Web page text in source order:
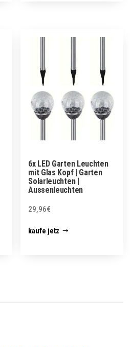
6x LED Garten Leuchten
mit Glas Kopf | Garten
Solarleuchten |
Aussenleuchten
29,96€
kaufe jetz